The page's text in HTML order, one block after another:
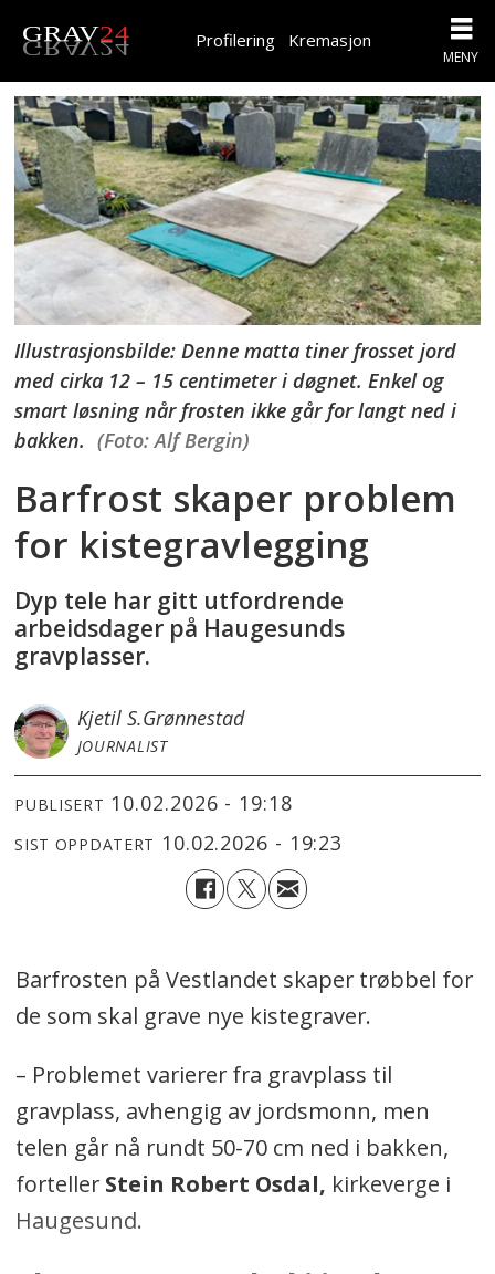
Profilering Kremasjon
Illustrasjonsbilde: Denne matta tiner frosset jord
med cirka 12 – 15 centimeter i døgnet. Enkel og
smart løsning når frosten ikke går for langt ned i
bakken. (Foto: Alf Bergin)
Barfrost skaper problem
for kistegravlegging
Dyp tele har gitt utfordrende
arbeidsdager på Haugesunds
gravplasser.
Kjetil S.Grønnestad
JOURNALIST
PUBLISERT 10.02.2026 - 19:18
SIST OPPDATERT 10.02.2026 - 19:23
Barfrosten på Vestlandet skaper trøbbel for
de som skal grave nye kistegraver.
– Problemet varierer fra gravplass til
gravplass, avhengig av jordsmonn, men
telen går nå rundt 50-70 cm ned i bakken,
forteller Stein Robert Osdal, kirkeverge i
Haugesund.